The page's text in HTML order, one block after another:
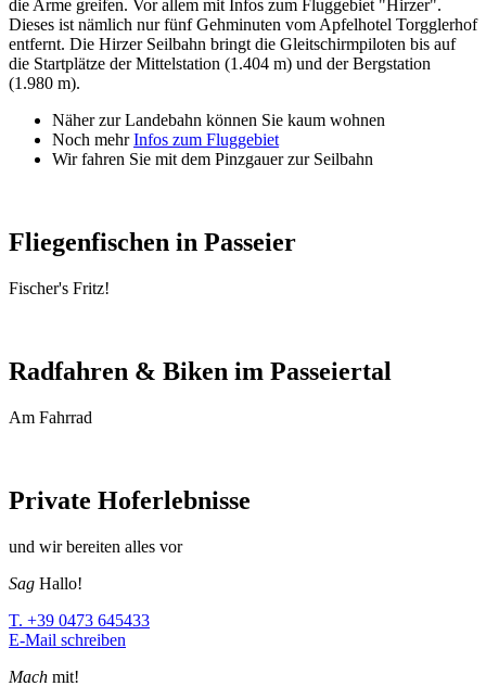
die Arme greifen. Vor allem mit Infos zum Fluggebiet "Hirzer".
Dieses ist nämlich nur fünf Gehminuten vom Apfelhotel Torgglerhof
entfernt. Die Hirzer Seilbahn bringt die Gleitschirmpiloten bis auf
die Startplätze der Mittelstation (1.404 m) und der Bergstation
(1.980 m).
Näher zur Landebahn können Sie kaum wohnen
Noch mehrInfos zum Fluggebiet
Wir fahren Sie mit dem Pinzgauer zur Seilbahn
Fliegenfischen in Passeier
Fischer's Fritz!
Radfahren & Biken im Passeiertal
Am Fahrrad
Private Hoferlebnisse
und wir bereiten alles vor
Sag Hallo!
T. +39 0473 645433
E-Mail schreiben
Mach mit!